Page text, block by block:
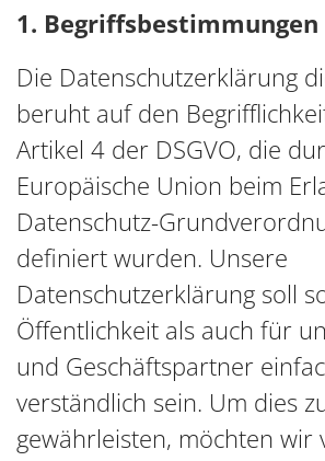
1. Begriffsbestimmungen
Die Datenschutzerklärung
beruht auf den
Artikel 4 der DSGVO, die
Europäische Union beim
Datenschutz-
definiert wurden. Unsere
Datenschutzerklärung soll
Öffentlichkeit als auch für
und Geschäftspartner
verständlich sein. Um dies
gewährleisten, möchten wir